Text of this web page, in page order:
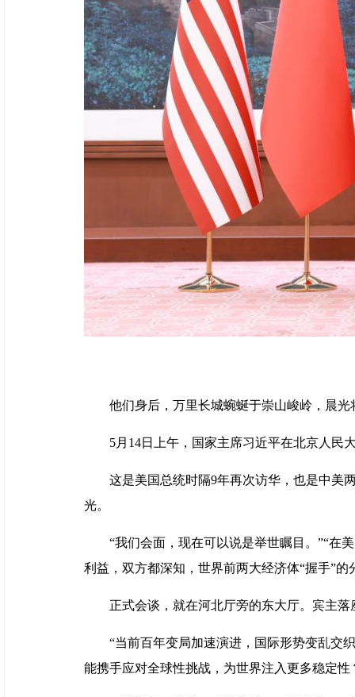
他们身后，万里长城蜿蜒于崇山峻岭，晨
5月14日上午，国家主席习近平在北京人民
这是美国总统时隔9年再次访华，也是中美
光。
“我们会面，现在可以说是举世瞩目。”“在
利益，双方都深知，世界前两大经济体“握手”的
正式会谈，就在河北厅旁的东大厅。宾主
“当前百年变局加速演进，国际形势变乱交
能携手应对全球性挑战，为世界注入更多稳定